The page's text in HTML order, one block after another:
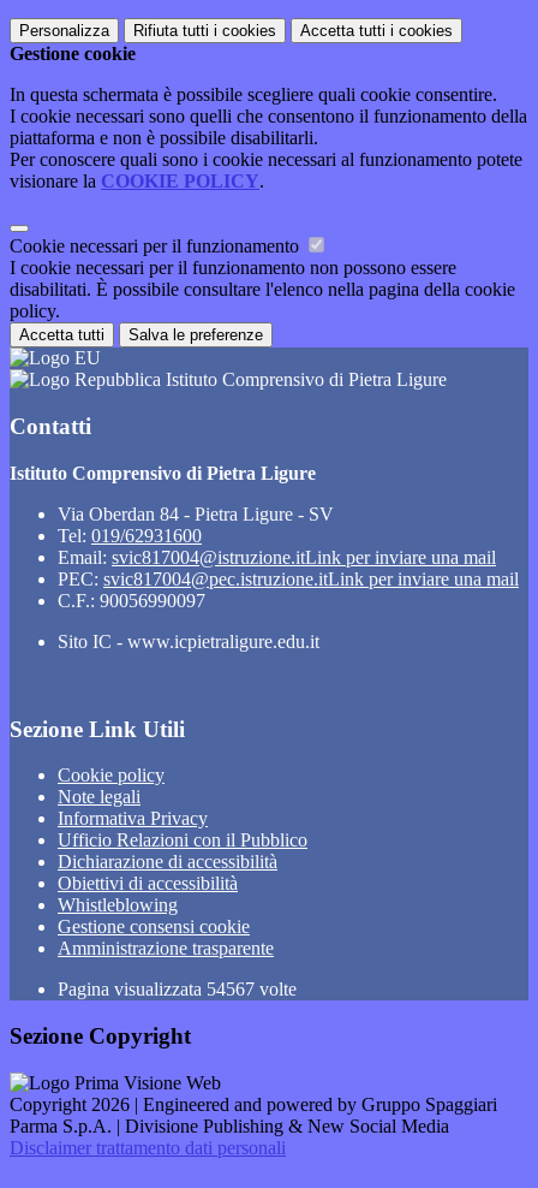
Personalizza Rifiuta tutti i cookies Accetta tutti i cookies
Gestione cookie
In questa schermata è possibile scegliere quali cookie consentire.
I cookie necessari sono quelli che consentono il funzionamento della
piattaforma e non è possibile disabilitarli.
Per conoscere quali sono i cookie necessari al funzionamento potete
visionare la COOKIE POLICY.
Cookie necessari per il funzionamento
I cookie necessari per il funzionamento non possono essere
disabilitati. È possibile consultare l'elenco nella pagina della cookie
policy.
Accetta tutti Salva le preferenze
Istituto Comprensivo di Pietra Ligure
Contatti
Istituto Comprensivo di Pietra Ligure
Via Oberdan 84 - Pietra Ligure - SV
Tel: 019/62931600
Email: svic817004@istruzione.itLink per inviare una mail
PEC: svic817004@pec.istruzione.itLink per inviare una mail
C.F.: 90056990097
Sito IC - www.icpietraligure.edu.it
Sezione Link Utili
Cookie policy
Note legali
Informativa Privacy
Ufficio Relazioni con il Pubblico
Dichiarazione di accessibilità
Obiettivi di accessibilità
Whistleblowing
Gestione consensi cookie
Amministrazione trasparente
Pagina visualizzata 54567 volte
Sezione Copyright
Copyright 2026 | Engineered and powered by Gruppo Spaggiari
Parma S.p.A. | Divisione Publishing & New Social Media
Disclaimer trattamento dati personali